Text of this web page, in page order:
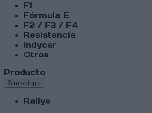
F1
Fórmula E
F2 / F3 / F4
Resistencia
Indycar
Otros
Producto
Simracing ›
Rallye